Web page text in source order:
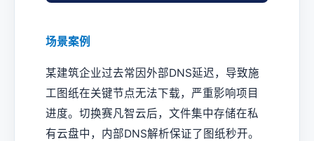
场景案例
某建筑企业过去常因外部DNS延迟，导致施
工图纸在关键节点无法下载，严重影响项目
进度。切换赛凡智云后，文件集中存储在私
有云盘中，内部DNS解析保证了图纸秒开。